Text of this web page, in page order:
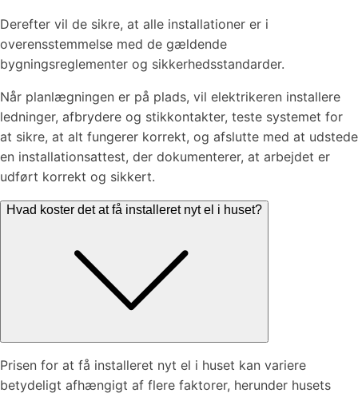
Derefter vil de sikre, at alle installationer er i
overensstemmelse med de gældende
bygningsreglementer og sikkerhedsstandarder.
Når planlægningen er på plads, vil elektrikeren installere
ledninger, afbrydere og stikkontakter, teste systemet for
at sikre, at alt fungerer korrekt, og afslutte med at udstede
en installationsattest, der dokumenterer, at arbejdet er
udført korrekt og sikkert.
Hvad koster det at få installeret nyt el i huset?
Prisen for at få installeret nyt el i huset kan variere
betydeligt afhængigt af flere faktorer, herunder husets